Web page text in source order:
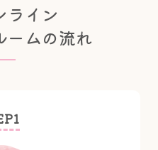
ライン
ームの流れ